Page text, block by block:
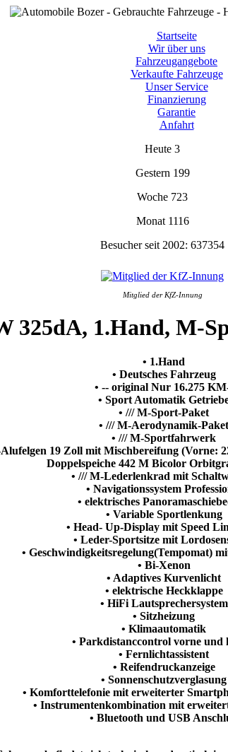
Startseite
Wir über uns
Fahrzeugangebote
Verkaufte Fahrzeuge
Unser Service
Finanzierung
Garantie
Anfahrt
Heute 3
Gestern 199
Woche 723
Monat 1116
Besucher seit 2002: 637354
Mitglied der KfZ-Innung
325dA, 1.Hand, M-
• 1.Hand
• Deutsches Fahrzeug
• -- original Nur 16.275
• Sport Automatik
• /// M-Sport-Paket
• /// M-Aerodynamik-Paket
• /// M-Sportfahrwerk
19 Zoll mit Mischbereifung (Vorne:
Doppelspeiche 442 M Bicolor
• /// M-Lederlenkrad mit
• Navigationssystem
• elektrisches
• Variable Sportlenkung
• Head- Up-Display mit Speed
• Leder-Sportsitze mit
• Geschwindigkeitsregelung(Tempomat)
• Bi-Xenon
• Adaptives Kurvenlicht
• elektrische Heckklappe
• HiFi Lautsprechersystem
• Sitzheizung
• Klimaautomatik
• Parkdistanccontrol vorne und
• Fernlichtassistent
• Reifendruckanzeige
• Sonnenschutzverglasung
• Komforttelefonie mit erweiterter
• Instrumentenkombination mit
• Bluetooth und USB